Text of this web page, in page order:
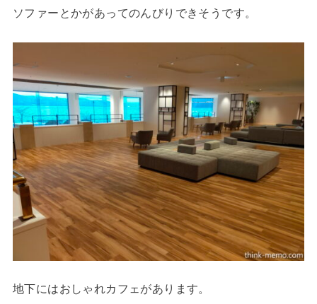
ソファーとかがあってのんびりできそうです。
地下にはおしゃれカフェがあります。